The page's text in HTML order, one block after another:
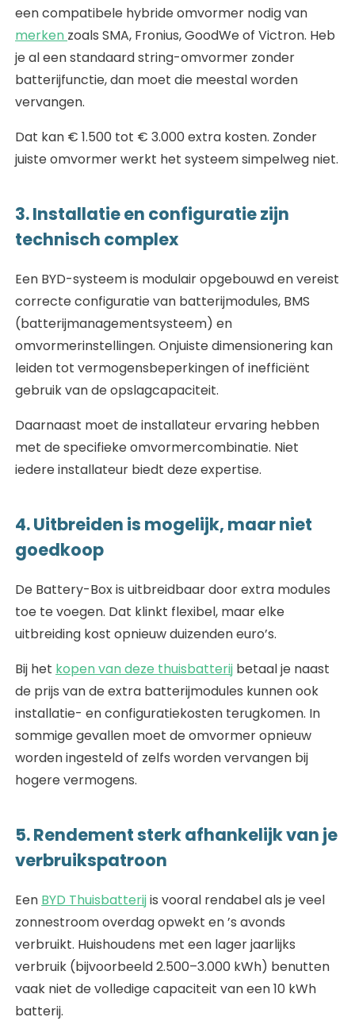
een compatibele hybride omvormer nodig van
merken zoals SMA, Fronius, GoodWe of Victron. Heb
je al een standaard string-omvormer zonder
batterijfunctie, dan moet die meestal worden
vervangen.
Dat kan € 1.500 tot € 3.000 extra kosten. Zonder
juiste omvormer werkt het systeem simpelweg niet.
3. Installatie en configuratie zijn
technisch complex
Een BYD-systeem is modulair opgebouwd en vereist
correcte configuratie van batterijmodules, BMS
(batterijmanagementsysteem) en
omvormerinstellingen. Onjuiste dimensionering kan
leiden tot vermogensbeperkingen of inefficiënt
gebruik van de opslagcapaciteit.
Daarnaast moet de installateur ervaring hebben
met de specifieke omvormercombinatie. Niet
iedere installateur biedt deze expertise.
4. Uitbreiden is mogelijk, maar niet
goedkoop
De Battery-Box is uitbreidbaar door extra modules
toe te voegen. Dat klinkt flexibel, maar elke
uitbreiding kost opnieuw duizenden euro’s.
Bij het kopen van deze thuisbatterij betaal je naast
de prijs van de extra batterijmodules kunnen ook
installatie- en configuratiekosten terugkomen. In
sommige gevallen moet de omvormer opnieuw
worden ingesteld of zelfs worden vervangen bij
hogere vermogens.
5. Rendement sterk afhankelijk van je
verbruikspatroon
Een BYD Thuisbatterijis vooral rendabel als je veel
zonnestroom overdag opwekt en ’s avonds
verbruikt. Huishoudens met een lager jaarlijks
verbruik (bijvoorbeeld 2.500–3.000 kWh) benutten
vaak niet de volledige capaciteit van een 10 kWh
batterij.